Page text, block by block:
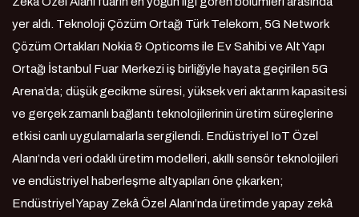
yer aldı. Teknoloji Çözüm Ortağı Türk Telekom, 5G Network
Çözüm Ortakları Nokia & Opticoms ile Ev Sahibi ve Alt Yapı
Ortağı İstanbul Fuar Merkezi iş birliğiyle hayata geçirilen 5G
Arena’da; düşük gecikme süresi, yüksek veri aktarım kapasitesi
ve gerçek zamanlı bağlantı teknolojilerinin üretim süreçlerine
etkisi canlı uygulamalarla sergilendi. Endüstriyel IoT Özel
Alanı’nda veri odaklı üretim modelleri, akıllı sensör teknolojileri
ve endüstriyel haberleşme altyapıları öne çıkarken;
Endüstriyel Yapay Zekâ Özel Alanı’nda üretimde yapay zekâ